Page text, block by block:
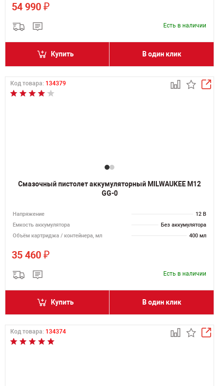
54 990 ₽
Есть в наличии
Купить В один клик
Код товара: 134379
Смазочный пистолет аккумуляторный MILWAUKEE M12
GG-0
Напряжение
12 В
Емкость аккумулятора
Без аккумулятора
Объём картриджа / контейнера, мл
400 мл
35 460 ₽
Есть в наличии
Купить В один клик
Код товара: 134374